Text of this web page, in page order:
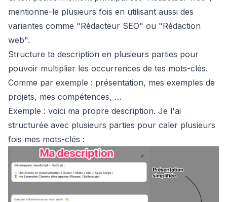
mentionne-le plusieurs fois en utilisant aussi des
variantes comme "Rédacteur SEO" ou "Rédaction
web".
Structure ta description en plusieurs parties pour
pouvoir multiplier les occurrences de tes mots-clés.
Comme par exemple : présentation, mes exemples de
projets, mes compétences, …
Exemple : voici ma propre description. Je l'ai
structurée avec plusieurs parties pour caler plusieurs
fois mes mots-clés :